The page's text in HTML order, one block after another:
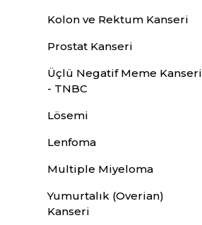
Kolon ve Rektum Kanseri
Prostat Kanseri
Üçlü Negatif Meme Kanseri
- TNBC
Lösemi
Lenfoma
Multiple Miyeloma
Yumurtalık (Overian)
Kanseri